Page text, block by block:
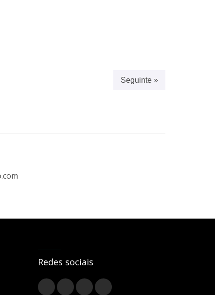
Seguinte »
Redes sociais